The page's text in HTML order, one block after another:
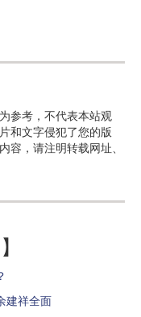
参考，不代表本站观
和文字侵犯了您的版
容，请注明转载网址、
建祥全面